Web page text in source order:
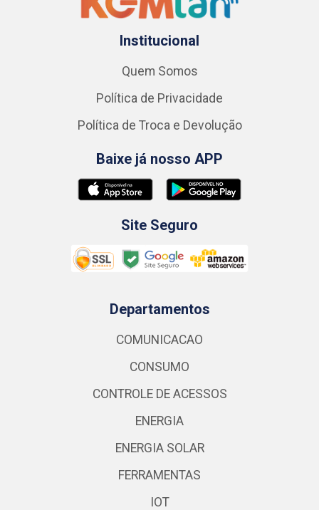
Institucional
Quem Somos
Política de Privacidade
Política de Troca e Devolução
Baixe já nosso APP
Site Seguro
Departamentos
COMUNICACAO
CONSUMO
CONTROLE DE ACESSOS
ENERGIA
ENERGIA SOLAR
FERRAMENTAS
IOT